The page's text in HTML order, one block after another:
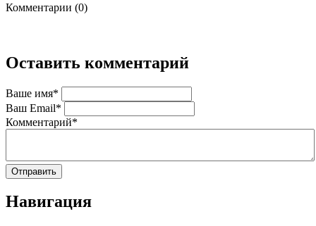
Комментарии (0)
Оставить комментарий
Ваше имя*
Ваш Email*
Комментарий*
Отправить
Навигация